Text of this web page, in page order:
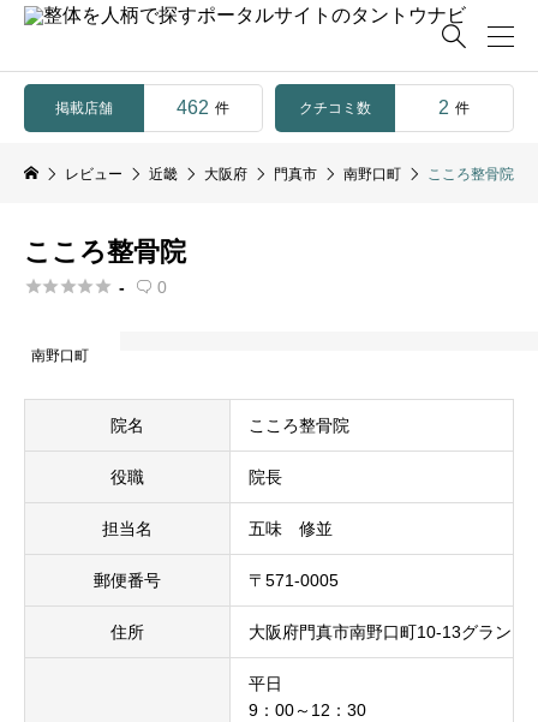

掲載店舗 462 件 クチコミ数 2 件
レビュー 近畿 大阪府 門真市 南野口町 こころ整骨院
こころ整骨院
 -  0
南野口町
院名 こころ整骨院
役職 院長
担当名 五味 修並
郵便番号 〒571-0005
住所 大阪府門真市南野口町10-13グランド
平日
9：00～12：30